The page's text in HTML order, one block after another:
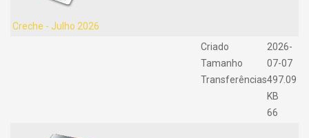
Creche - Julho 2026
Criado
Tamanho
Transferências
2026-
07-07
497.09
KB
66